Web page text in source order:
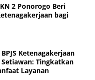
2 Ponorogo Beri
bagi
Ketenagakerjaan
Tingkatkan
Layanan